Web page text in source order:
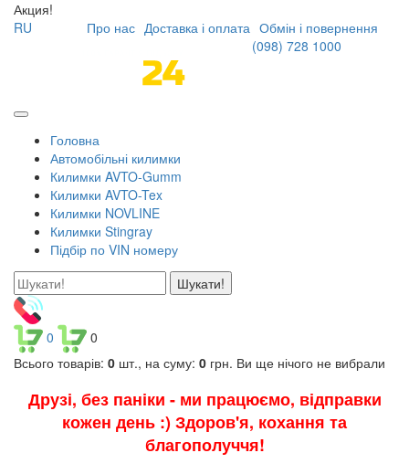
Акция!
RU
Про нас Доставка і оплата Обмін і повернення
(098) 728 1000
Головна
Автомобільні килимки
Килимки AVTO-Gumm
Килимки AVTO-Tex
Килимки NOVLINE
Килимки Stingray
Підбір по VIN номеру
Шукати!
0
0
Всього товарів: 0 шт., на суму: 0 грн. Ви ще нічого не вибрали
Друзі, без паніки - ми працюємо, відправки
кожен день :) Здоров'я, кохання та
благополуччя!